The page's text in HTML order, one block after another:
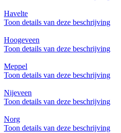
Havelte
Toon details van deze beschrijving
Hoogeveen
Toon details van deze beschrijving
Meppel
Toon details van deze beschrijving
Nijeveen
Toon details van deze beschrijving
Norg
Toon details van deze beschrijving